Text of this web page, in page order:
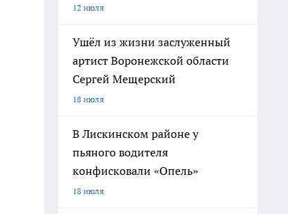
12 июля
Ушёл из жизни заслуженный
артист Воронежской области
Сергей Мещерский
18 июля
В Лискинском районе у
пьяного водителя
конфисковали «Опель»
18 июля